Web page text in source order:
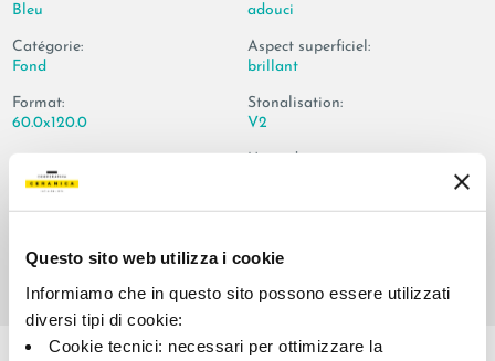
Questo sito web utilizza i cookie
Informiamo che in questo sito possono essere utilizzati
diversi tipi di cookie:
Cookie tecnici: necessari per ottimizzare la
Bleu
Catégorie:
Fond
Format:
60.0x120.0
adouci
Aspect superficiel:
brillant
Stonalisation:
V2
Share: